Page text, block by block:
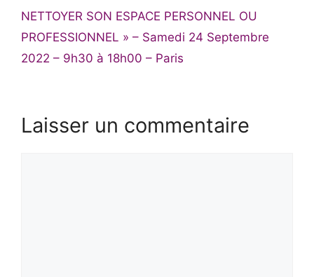
NETTOYER SON ESPACE PERSONNEL OU
PROFESSIONNEL » – Samedi 24 Septembre
2022 – 9h30 à 18h00 – Paris
Laisser un commentaire